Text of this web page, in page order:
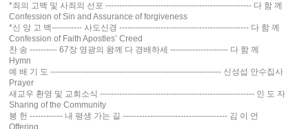
*죄의 고백 및 사죄의 선포 ----------------------------------------------------- 다 함 께
Confession of Sin and Assurance of forgiveness
*신 앙 고 백----------- 사도신경 ----------------------------------------------- 다 함 께
Confession of Faith Apostles’ Creed
찬 송 ---------- 67장 영광의 왕께 다 경배하세 --------------------- 다 함 께
Hymn
예 배 기 도 -------------------------------------------------------------- 신성섭 안수집사
Prayer
새교우 환영 및 교회소식 -------------------------------------------------------- 인 도 자
Sharing of the Community
봉 헌 ------------ 내 평생 가는 길 -------------------------------------- 김 이 언
Offering